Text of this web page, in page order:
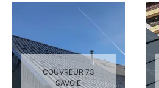
COUVREUR 73
SAVOIE